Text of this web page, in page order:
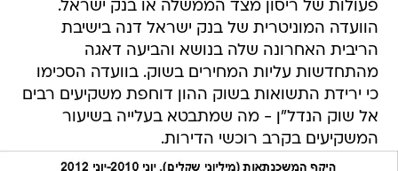
פעולות של ריסון מצד הממשלה או בנק ישראל.
הוועדה המוניטרית של בנק ישראל דנה בישיבת
הריבית האחרונה שלה בנושא והביעה דאגה
מהתחדשות עליות המחירים בשוק. בוועדה הסכימו
כי ירידת התשואות בשוק ההון דוחפת משקיעים רבים
אל שוק הנדל"ן - מה שמתבטא בעלייה בשיעור
המשקיעים בקרב רוכשי הדירות.